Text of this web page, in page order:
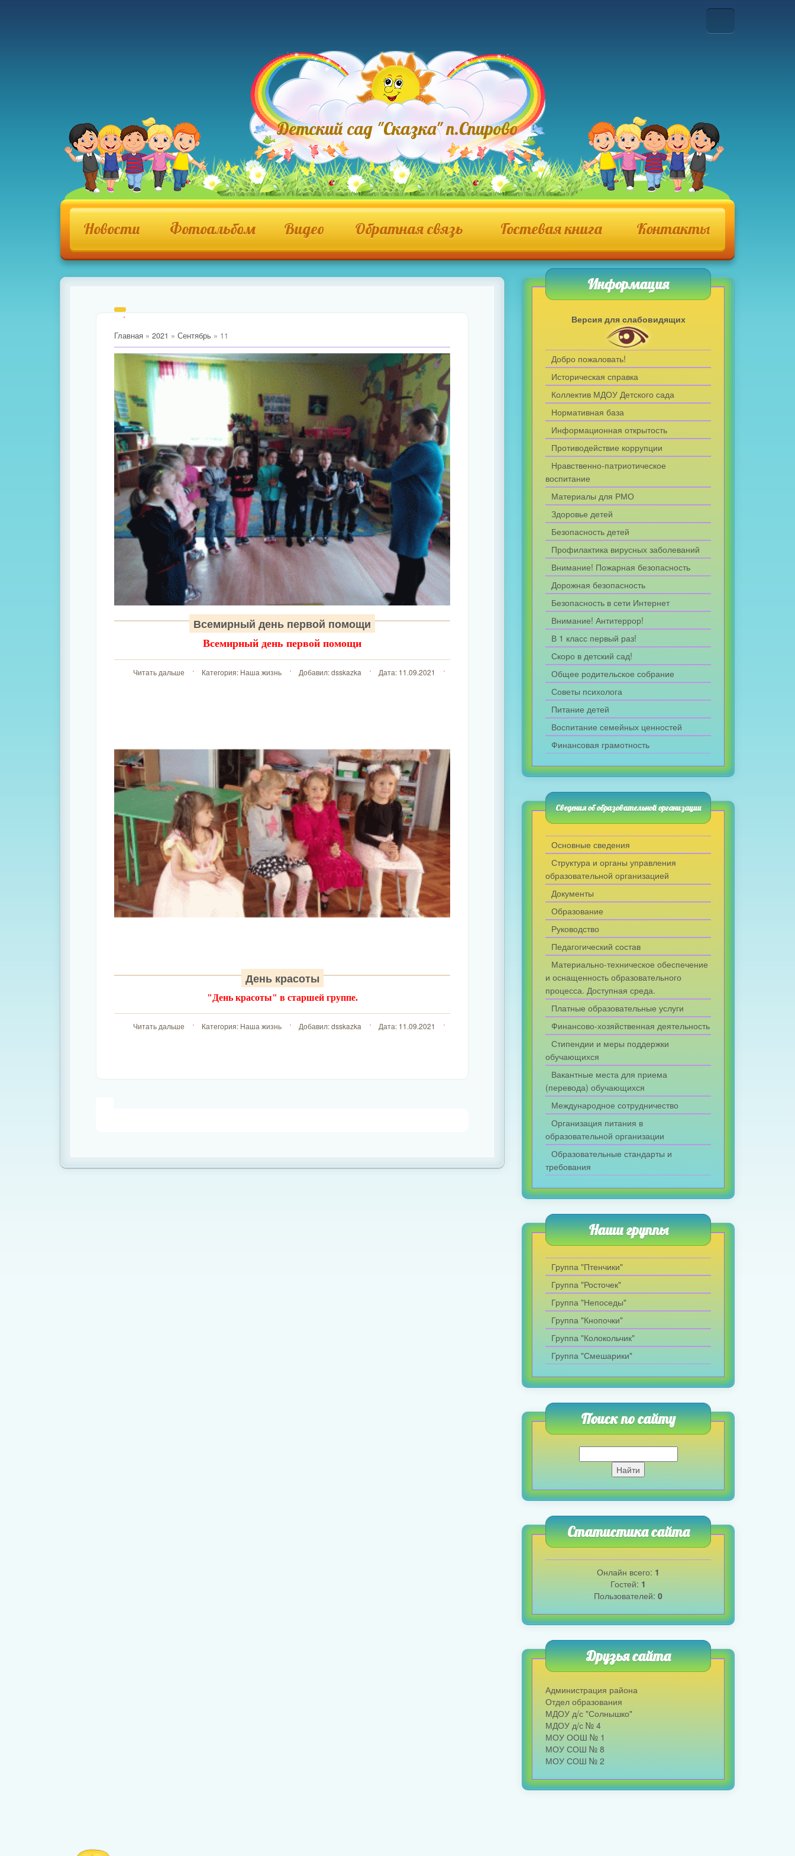
Детский сад "Сказка" п.Спирово
Новости Фотоальбом Видео Обратная связь Гостевая книга Контакты
Главная » 2021 » Сентябрь » 11
Всемирный день первой помощи
Всемирный день первой помощи
Читать дальше Категория: Наша жизнь Добавил: dsskazka Дата:11.09.2021
День красоты
"День красоты" в старшей группе.
Читать дальше Категория: Наша жизнь Добавил: dsskazka Дата:11.09.2021
Информация
Версия для слабовидящих
Добро пожаловать!
Историческая справка
Коллектив МДОУ Детского сада
Нормативная база
Информационная открытость
Противодействие коррупции
Нравственно-патриотическое
воспитание
Материалы для РМО
Здоровье детей
Безопасность детей
Профилактика вирусных заболеваний
Внимание! Пожарная безопасность
Дорожная безопасность
Безопасность в сети Интернет
Внимание! Антитеррор!
В 1 класс первый раз!
Скоро в детский сад!
Общее родительское собрание
Советы психолога
Питание детей
Воспитание семейных ценностей
Финансовая грамотность
Сведения об образовательной организации
Основные сведения
Структура и органы управления
образовательной организацией
Документы
Образование
Руководство
Педагогический состав
Материально-техническое обеспечение
и оснащенность образовательного
процесса. Доступная среда.
Платные образовательные услуги
Финансово-хозяйственная деятельность
Стипендии и меры поддержки
обучающихся
Вакантные места для приема
(перевода) обучающихся
Международное сотрудничество
Организация питания в
образовательной организации
Образовательные стандарты и
требования
Наши группы
Группа "Птенчики"
Группа "Росточек"
Группа "Непоседы"
Группа "Кнопочки"
Группа "Колокольчик"
Группа "Смешарики"
Поиск по сайту
Статистика сайта
Онлайн всего: 1
Гостей: 1
Пользователей: 0
Друзья сайта
Администрация района
Отдел образования
МДОУ д/с "Солнышко"
МДОУ д/с № 4
МОУ ООШ № 1
МОУ СОШ № 8
МОУ СОШ № 2